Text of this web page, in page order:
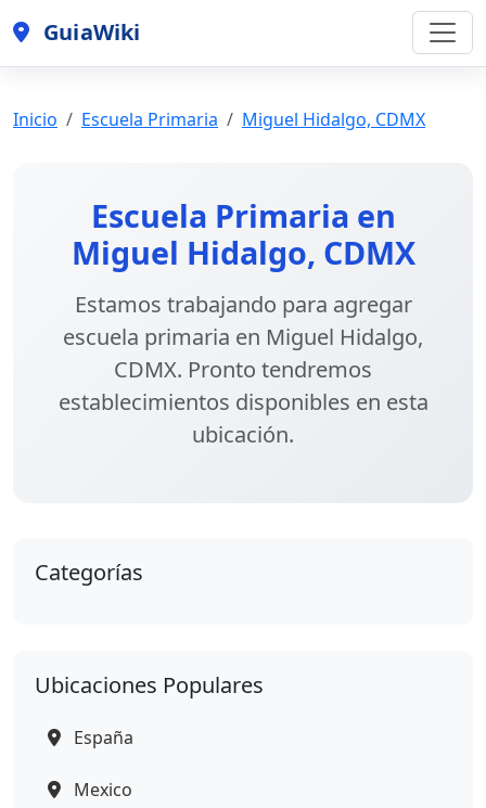
GuiaWiki
Inicio Escuela Primaria Miguel Hidalgo, CDMX
Escuela Primaria en
Miguel Hidalgo, CDMX
Estamos trabajando para agregar
escuela primaria en Miguel Hidalgo,
CDMX. Pronto tendremos
establecimientos disponibles en esta
ubicación.
Categorías
Ubicaciones Populares
España
Mexico